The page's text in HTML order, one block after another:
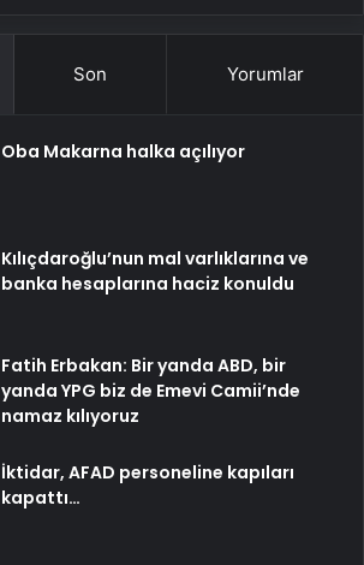
Son Yorumlar
Oba Makarna halka açılıyor
Kılıçdaroğlu’nun mal varlıklarına ve
banka hesaplarına haciz konuldu
Fatih Erbakan: Bir yanda ABD, bir
yanda YPG biz de Emevi Camii’nde
namaz kılıyoruz
İktidar, AFAD personeline kapıları
kapattı…